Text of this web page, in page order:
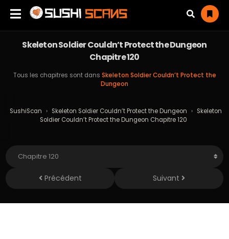
Skeleton Soldier Couldn’t Protect the Dungeon
Chapitre 120
Tous les chapitres sont dans Skeleton Soldier Couldn’t Protect the
Dungeon
SushiScan › Skeleton Soldier Couldn’t Protect the Dungeon › Skeleton
Soldier Couldn’t Protect the Dungeon Chapitre 120
Précédent Suivant